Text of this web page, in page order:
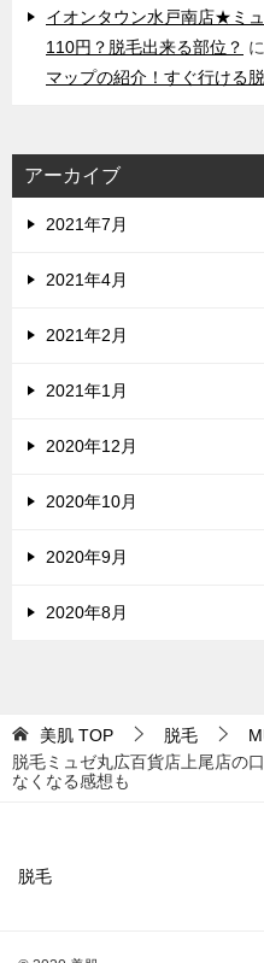
イオンタウン水戸南店★ミ
110円？脱毛出来る部位？ に
マップの紹介！すぐ行ける
アーカイブ
2021年7月
2021年4月
2021年2月
2021年1月
2020年12月
2020年10月
2020年9月
2020年8月
美肌 TOP 脱毛
脱毛ミュゼ丸広百貨店上尾店の
なくなる感想も
脱毛